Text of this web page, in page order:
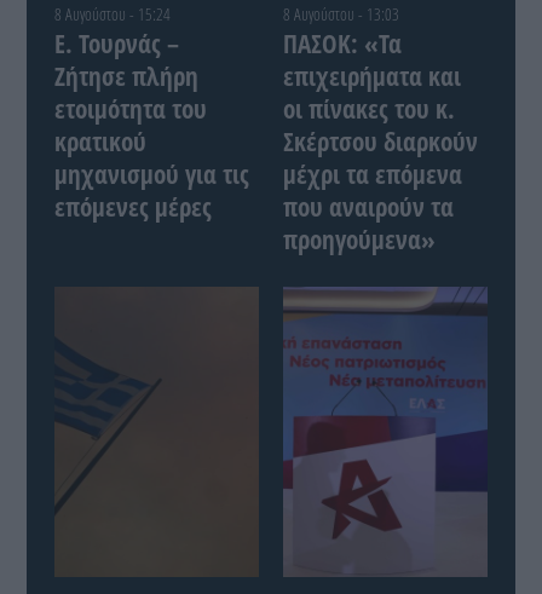
8 Αυγούστου - 15:24
Ε. Τουρνάς –
Ζήτησε πλήρη
ετοιμότητα του
κρατικού
μηχανισμού για τις
επόμενες μέρες
8 Αυγούστου - 13:03
ΠΑΣΟΚ: «Τα
επιχειρήματα και
οι πίνακες του κ.
Σκέρτσου διαρκούν
μέχρι τα επόμενα
που αναιρούν τα
προηγούμενα»